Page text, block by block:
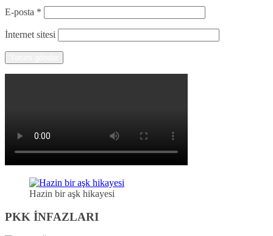
E-posta *
İnternet sitesi
Hazin bir aşk hikayesi
PKK İNFAZLARI